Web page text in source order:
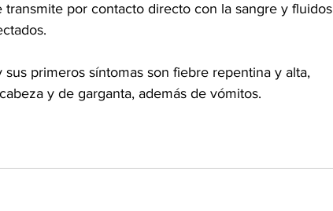
por contacto directo con la sangre y fluidos
primeros síntomas son fiebre repentina y alta,
y de garganta, además de vómitos.